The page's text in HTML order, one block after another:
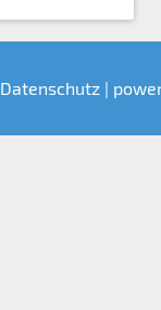
Datenschutz |